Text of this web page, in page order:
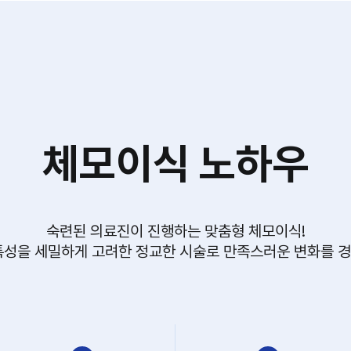
체모이식 노하우
숙련된 의료진이 진행하는 맞춤형 체모이식!
을 세밀하게 고려한 정교한 시술로 만족스러운 변화를